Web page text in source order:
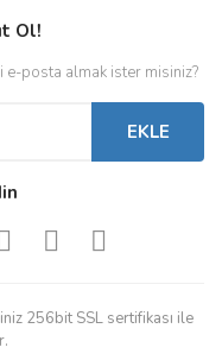
Ol!
e-posta almak ister misiniz?
EKLE
256bit SSL sertifikası ile